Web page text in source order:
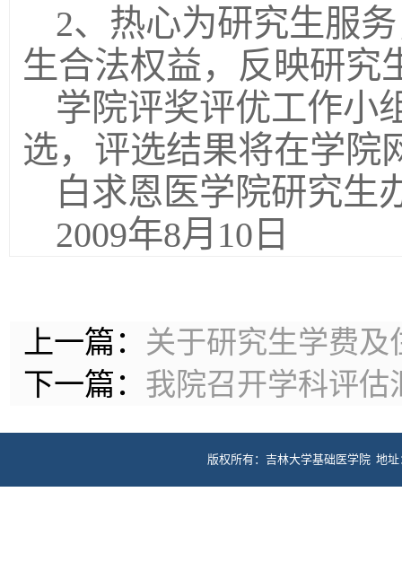
2、热心为研究生服
生合法权益，反映研究
学院评奖评优工作小
选，评选结果将在学院
白求恩医学院研究生
2009年8月10日
上一篇： 关于研究生学费
下一篇： 我院召开学科评估
版权所有：吉林大学基础医学院 地